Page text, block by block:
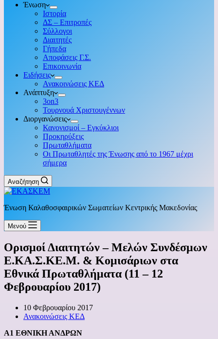
Ένωση
Ιστορία
ΔΣ – Επιτροπές
Σύλλογοι
Διαιτητές
Γήπεδα
Αποφάσεις Γ.Σ.
Επικοινωνία
Ειδήσεις
Ανακοινώσεις ΚΕΔ
Ανάπτυξη
3on3
Τουρνουά Χριστουγέννων
Διοργανώσεις
Κανονισμοί – Εγκύκλιοι
Προκηρύξεις
Πρωταθλήματα
Οι Πρωταθλητές της Ένωσης από το 1967 μέχρι
σήμερα
Αναζήτηση
Ένωση Καλαθοσφαιρικών Σωματείων Κεντρικής Μακεδονίας
Μενού
Ορισμοί Διαιτητών – Μελών Συνδέσμων
Ε.ΚΑ.Σ.ΚΕ.Μ. & Κομισάριων στα
Εθνικά Πρωταθλήματα (11 – 12
Φεβρουαρίου 2017)
10 Φεβρουαρίου 2017
Ανακοινώσεις ΚΕΔ
A1 ΕΘΝΙΚΗ ΑΝΔΡΩΝ